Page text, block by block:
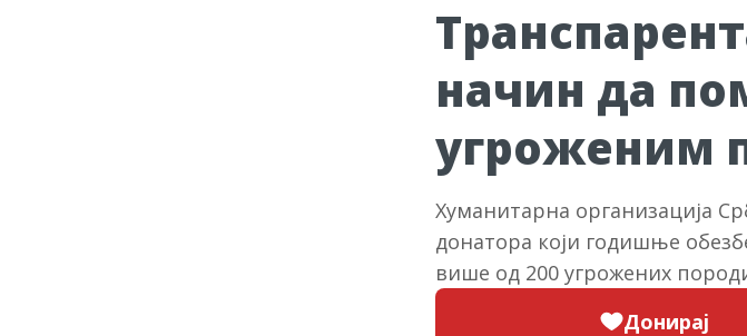
начин да
угроженим
Хуманитарна организација
донатора који годишње
више од 200 угрожених
Донирај